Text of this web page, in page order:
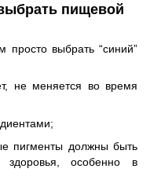
пищевой
выбрать “синий”
не меняется во время
пигменты должны быть
особенно в